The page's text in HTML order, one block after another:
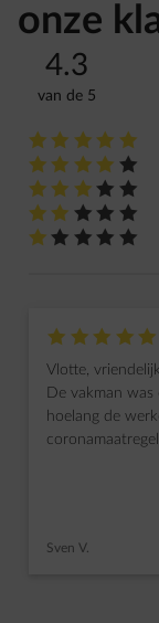
onze
4.3
van de 5
star-rating star-rating star-rating star-rating star-rating
star-rating star-rating star-rating star-rating star-rating
star-rating star-rating star-rating star-rating star-rating
star-rating star-rating star-rating star-rating star-rating
star-rating star-rating star-rating star-rating star-rating
star-rating star-rating star-rating star-rating star-rating
Vlotte,
De vakman
hoelang de
Sven V.